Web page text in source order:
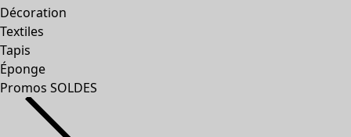
Décoration
Textiles
Tapis
Éponge
Promos SOLDES